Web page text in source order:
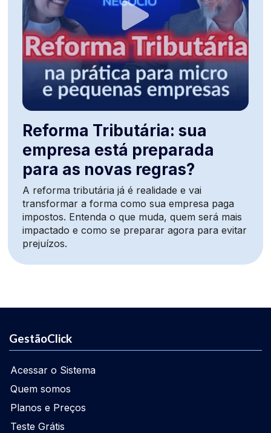
Reforma Tributária: sua
empresa está preparada
para as novas regras?
A reforma tributária já é realidade e vai
transformar a forma como sua empresa paga
impostos. Entenda o que muda, quem será mais
impactado e como se preparar agora para evitar
prejuízos.
GestãoClick
Acessar o Sistema
Quem somos
Planos e Preços
Teste Grátis